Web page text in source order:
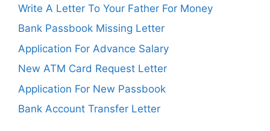
Write A Letter To Your Father For Money
Bank Passbook Missing Letter
Application For Advance Salary
New ATM Card Request Letter
Application For New Passbook
Bank Account Transfer Letter